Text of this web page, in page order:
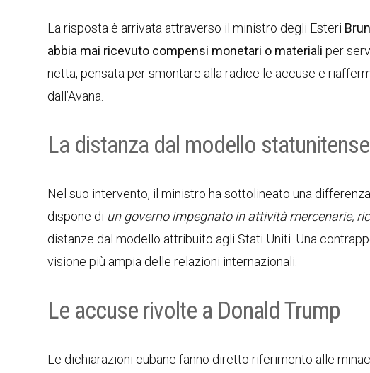
La risposta è arrivata attraverso il ministro degli Esteri
abbia mai ricevuto compensi monetari o materiali per
netta, pensata per smontare alla radice le accuse e
dall’Avana.
La distanza dal modello statunitense
Nel suo intervento, il ministro ha sottolineato una
dispone di un governo impegnato in attività mercenarie,
distanze dal modello attribuito agli Stati Uniti. Una
visione più ampia delle relazioni internazionali.
Le accuse rivolte a Donald Trump
Le dichiarazioni cubane fanno diretto riferimento alle